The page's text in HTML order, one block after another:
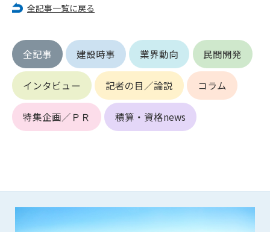
全記事一覧に戻る
全記事 建設時事 業界動向 民間開発
インタビュー 記者の目／論説 コラム
特集企画／ＰＲ 積算・資格news
(5) その他管理者が会員とすることを不適当と判断した場合
ます。
第5条（IDおよびパスワードの管理）
1. 会員は申込の際に管理者が発行したIDおよびパスワードの使
用および管理について責任を負うものとします。
2. 会員は、自己のIDおよびパスワードを、貸与、譲渡、売買、
その他形態を問わず、第三者に利用させることはできませ
第6条（会員の禁止事項）
1. 会員は建設資料館WEB上で以下の行為をしないものとしま